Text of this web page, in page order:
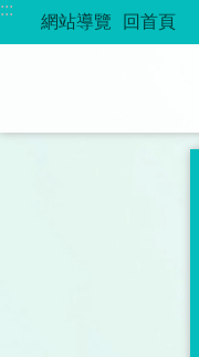
跳到主要內容區塊
:::
網站導覽 回首頁